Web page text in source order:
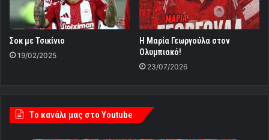
Σοκ με Τσικίνιο
19/02/2025
Η Μαρία Γεωργούλα στον
Ολυμπιακό!
23/07/2026
Tο κανάλι μας στο Youtube